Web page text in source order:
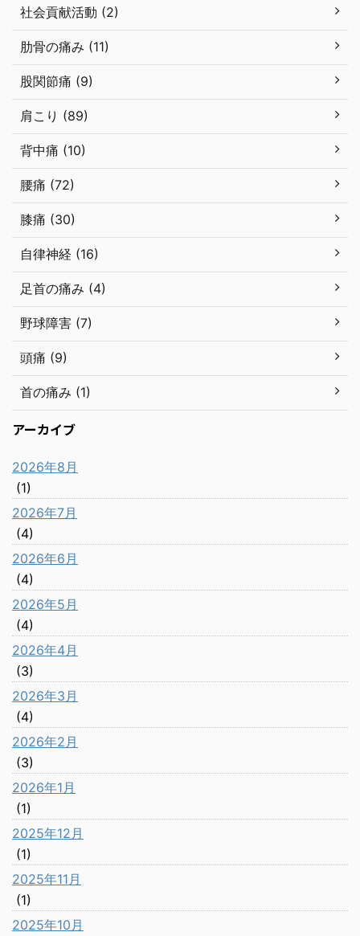
社会貢献活動 (2)
肋骨の痛み (11)
股関節痛 (9)
肩こり (89)
背中痛 (10)
腰痛 (72)
膝痛 (30)
自律神経 (16)
足首の痛み (4)
野球障害 (7)
頭痛 (9)
首の痛み (1)
アーカイブ
2026年8月
(1)
2026年7月
(4)
2026年6月
(4)
2026年5月
(4)
2026年4月
(3)
2026年3月
(4)
2026年2月
(3)
2026年1月
(1)
2025年12月
(1)
2025年11月
(1)
2025年10月